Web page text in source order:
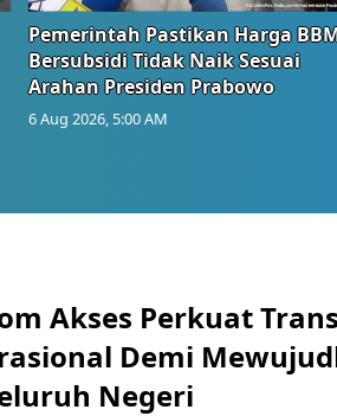
Pemerintah Pastikan Harga
Bersubsidi Tidak Naik Sesuai
Arahan Presiden Prabowo
6 Aug 2026, 5:00 AM
Akses Perkuat
Demi
Negeri